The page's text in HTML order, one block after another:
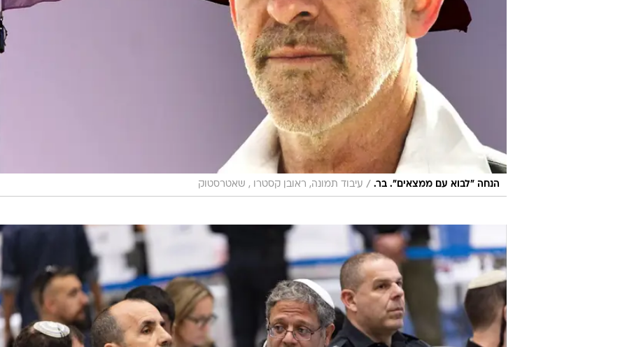
הנחה "לבוא עם ממצאים". בר. / עיבוד תמונה, ראובן קסטרו , שאטרסטוק